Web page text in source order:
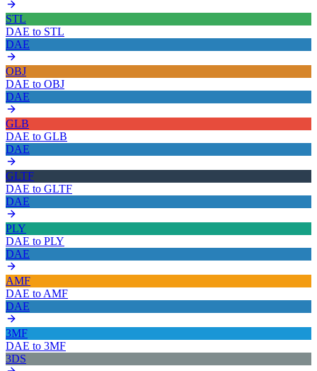
STL
DAE to STL
DAE
OBJ
DAE to OBJ
DAE
GLB
DAE to GLB
DAE
GLTF
DAE to GLTF
DAE
PLY
DAE to PLY
DAE
AMF
DAE to AMF
DAE
3MF
DAE to 3MF
3DS